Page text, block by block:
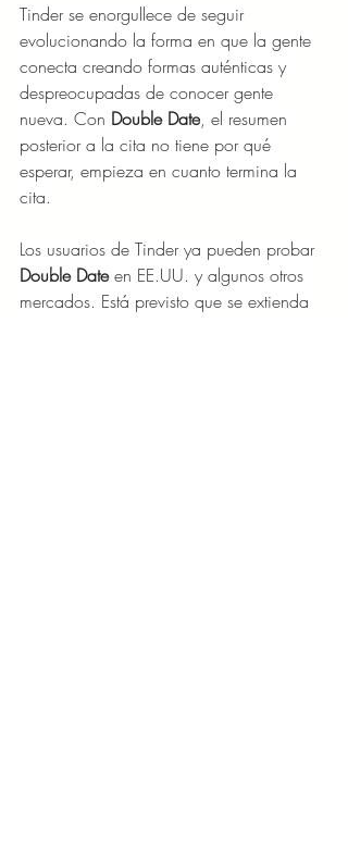
Tinder se enorgullece de seguir
evolucionando la forma en que la gente
conecta creando formas auténticas y
despreocupadas de conocer gente
nueva. Con Double Date, el resumen
posterior a la cita no tiene por qué
esperar, empieza en cuanto termina la
cita.
Los usuarios de Tinder ya pueden probar
Double Date en EE.UU. y algunos otros
mercados. Está previsto que se extienda